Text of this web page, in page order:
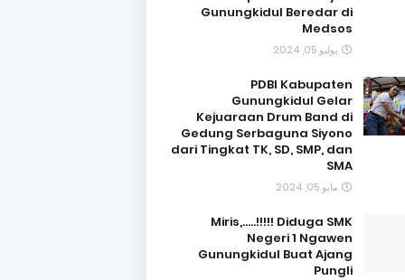
Gunungkidul Beredar di
Medsos
يوليو 05, 2024
PDBI Kabupaten
Gunungkidul Gelar
Kejuaraan Drum Band di
Gedung Serbaguna Siyono
dari Tingkat TK, SD, SMP, dan
SMA
مايو 05, 2024
Miris,.....!!!!! Diduga SMK
Negeri 1 Ngawen
Gunungkidul Buat Ajang
Pungli